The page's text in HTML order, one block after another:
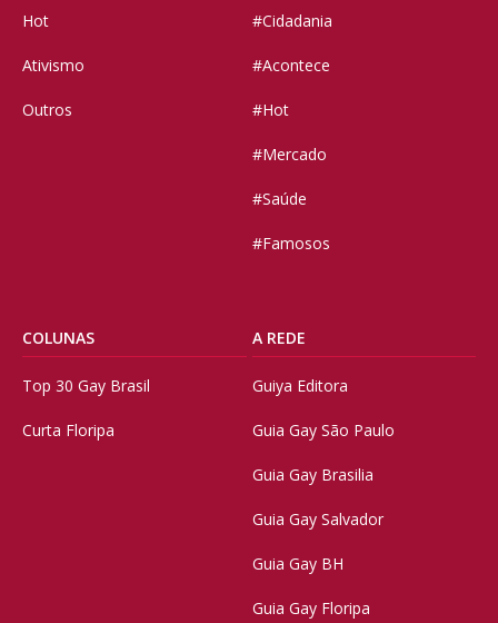
Hot
Ativismo
Outros
#Cidadania
#Acontece
#Hot
#Mercado
#Saúde
#Famosos
COLUNAS
Top 30 Gay Brasil
Curta Floripa
A REDE
Guiya Editora
Guia Gay São Paulo
Guia Gay Brasilia
Guia Gay Salvador
Guia Gay BH
Guia Gay Floripa